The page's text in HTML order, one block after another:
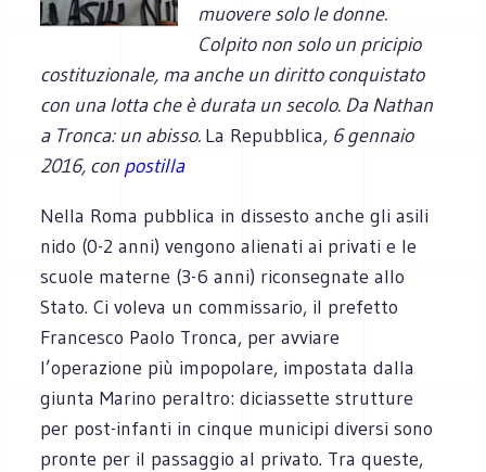
muovere solo le donne.
Colpito non solo un pricipio
costituzionale, ma anche un diritto conquistato
con una lotta che è durata un secolo. Da Nathan
a Tronca: un abisso. La Repubblica, 6 gennaio
2016, con postilla
Nella Roma pubblica in dissesto anche gli asili
nido (0-2 anni) vengono alienati ai privati e le
scuole materne (3-6 anni) riconsegnate allo
Stato. Ci voleva un commissario, il prefetto
Francesco Paolo Tronca, per avviare
l’operazione più impopolare, impostata dalla
giunta Marino peraltro: diciassette strutture
per post-infanti in cinque municipi diversi sono
pronte per il passaggio al privato. Tra queste,